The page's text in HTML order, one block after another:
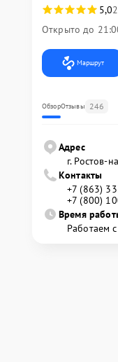
5,0
Открыто до
Маршрут
ОбзорОтзывы 246
Адрес
г. Ростов-
Контакты
+7 (863)
+7 (800)
Время
Работаем